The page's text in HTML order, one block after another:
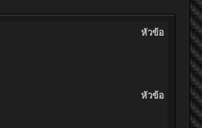
หัวข้อ
หัวข้อ